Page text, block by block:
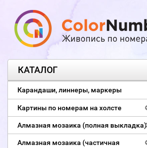
КАТАЛОГ
Карандаши, линнеры, маркеры
Картины по номерам на холсте
Алмазная мозаика (полная выкладка)
Алмазная мозаика (частичная